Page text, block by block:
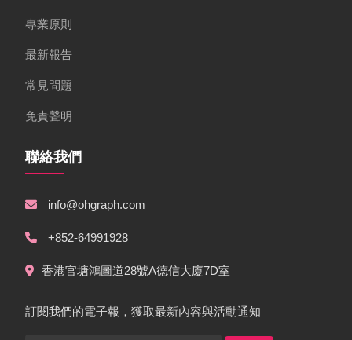
專業原則
最新報告
常見問題
免責聲明
聯絡我們
info@ohgraph.com
+852-64991928
香港官塘鴻圖道28號A德信大廈7D室
訂閱我們的電子報，獲取最新內容與活動通知